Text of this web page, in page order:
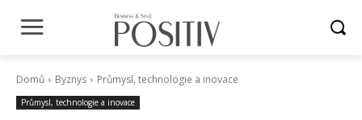
Domů Byznys Průmysl, technologie a inovace
Průmysl, technologie a inovace